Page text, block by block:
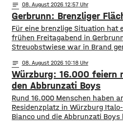
waren zunächst in der 12.
Danach hatten die Gastgeber
nutzen diese aber nicht. In der
notes 08. August 2026 12:57
Gerbrunn: Brenzliger
Für eine brenzlige Situation hat
frühen Freitagabend in
Streuobstwiese war in Brand
Fläche von mehreren hundert
vier Bäume standen in
Flammen auch einer
Wohnhäusern immer näher. Den
notes 08. August 2026 10:18
Würzburg: 16.000 feiern
den Abbrunzati Boys
Rund 16.000 Menschen haben
Residenzplatz in Würzburg
Bianco und die Abbrunzati